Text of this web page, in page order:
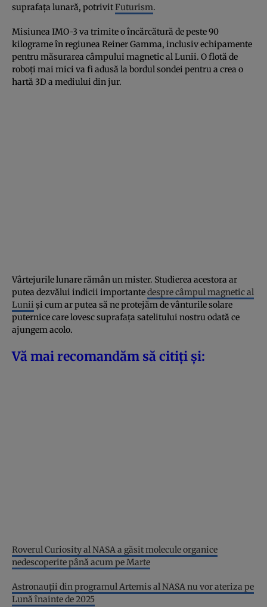
suprafața lunară, potrivitFuturism.
Misiunea IMO-3 va trimite o încărcătură de peste 90
kilograme în regiunea Reiner Gamma, inclusiv echipamente
pentru măsurarea câmpului magnetic al Lunii. O flotă de
roboți mai mici va fi adusă la bordul sondei pentru a crea o
hartă 3D a mediului din jur.
Vârtejurile lunare rămân un mister. Studierea acestora ar
putea dezvălui indicii importantedespre câmpul magnetic al
Lunii și cum ar putea să ne protejăm de vânturile solare
puternice care lovesc suprafața satelitului nostru odată ce
ajungem acolo.
Vă mai recomandăm să citiți și:
Roverul Curiosity al NASA a găsit molecule organice
nedescoperite până acum pe Marte
Astronauții din programul Artemis al NASA nu vor ateriza pe
Lună înainte de 2025